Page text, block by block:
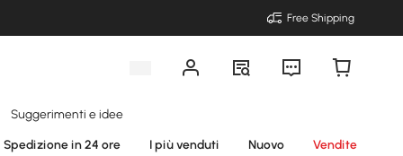
Free Shipping
Suggerimenti e idee
Spedizione in 24 ore I più venduti Nuovo Vendite